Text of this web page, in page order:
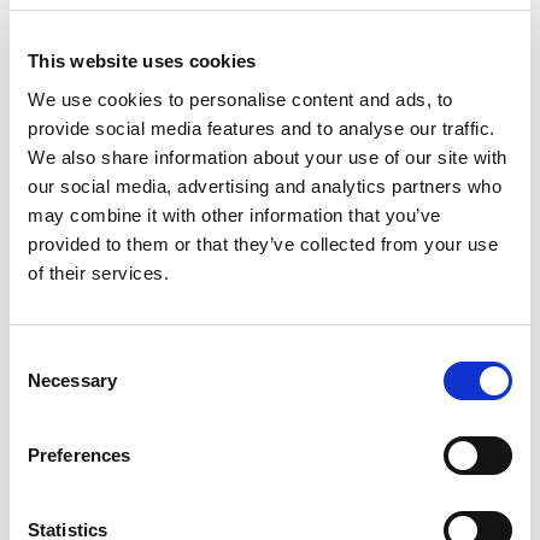
This website uses cookies
We use cookies to personalise content and ads, to
provide social media features and to analyse our traffic.
We also share information about your use of our site with
our social media, advertising and analytics partners who
may combine it with other information that you’ve
provided to them or that they’ve collected from your use
of their services.
Selection
Necessary
Preferences
Statistics